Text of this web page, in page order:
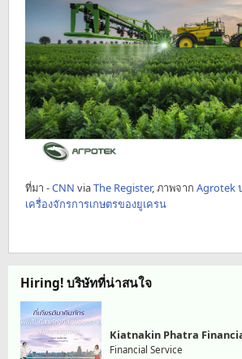
ที่มา -CNN viaThe Register, ภาพจาก Agrotek
เครื่องจักรการเกษตรของยูเครน
Hiring! บริษัทที่น่าสนใจ
Kiatnakin Phatra
Financial Service